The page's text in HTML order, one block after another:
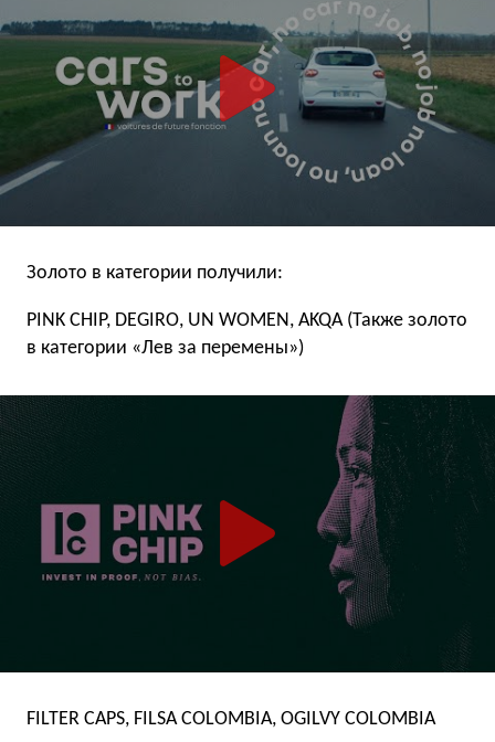
Золото в категории получили:
PINK CHIP, DEGIRO, UN WOMEN, AKQA (Также золото
в категории «Лев за перемены»)
FILTER CAPS, FILSA COLOMBIA, OGILVY COLOMBIA